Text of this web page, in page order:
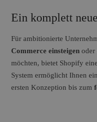
Ein komplett
Für ambitionierte
Commerce einsteigenoder
möchten, bietet Shopify eine
System ermöglicht Ihnen
ersten Konzeption bis zum